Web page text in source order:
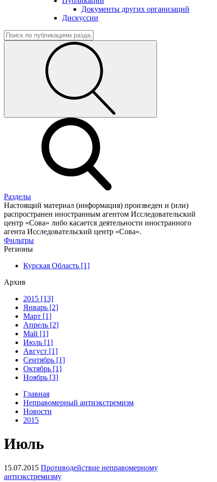
Документы других организаций
Дискуссии
Разделы
Настоящий материал (информация) произведен и (или)
распространен иностранным агентом Исследовательский
центр «Сова» либо касается деятельности иностранного
агента Исследовательский центр «Сова».
Фильтры
Регионы
Курская Область [1]
Архив
2015 [13]
Январь [2]
Март [1]
Апрель [2]
Май [1]
Июль [1]
Август [1]
Сентябрь [1]
Октябрь [1]
Ноябрь [3]
Главная
Неправомерный антиэкстремизм
Новости
2015
Июль
15.07.2015 Противодействие неправомерному
антиэкстремизму